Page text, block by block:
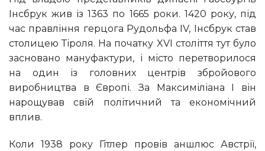
Інсбрук жив із 1363 по 1665 роки. 1420 року, під
час правління герцога Рудольфа IV, Інсбрук став
столицею Тіроля. На початку XVI століття тут було
засновано мануфактури, і місто перетворилося
на один із головних центрів збройового
виробництва в Європі. За Максиміліана I він
нарощував свій політичний та економічний
вплив.
Коли 1938 року Гітлер провів аншлюс Австрії,